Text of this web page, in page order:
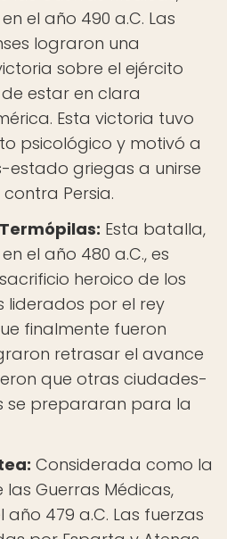
el año 490 a.C. Las
lograron una
sobre el ejército
estar en clara
Esta victoria tuvo
psicológico y motivó a
estado griegas a unirse
Persia.
Esta batalla,
el año 480 a.C., es
heroico de los
liderados por el rey
finalmente fueron
retrasar el avance
que otras ciudades-
se prepararan para la
Considerada como la
Guerras Médicas,
479 a.C. Las fuerzas